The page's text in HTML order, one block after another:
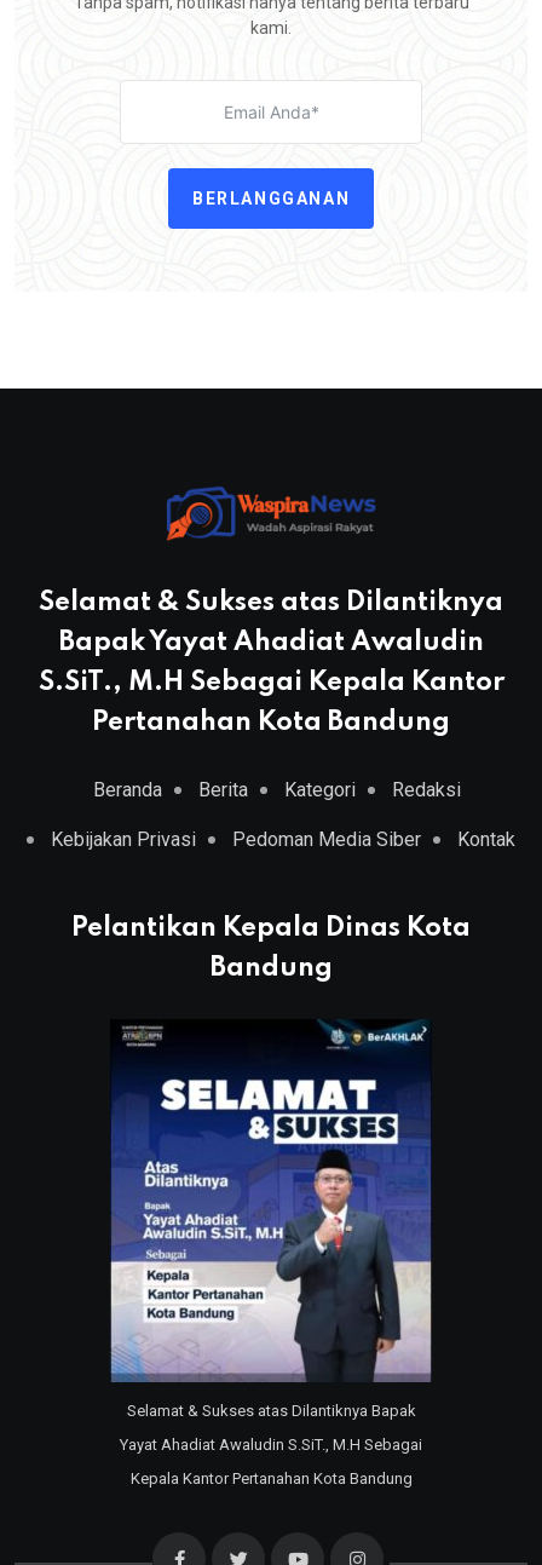
kami.
BERLANGGANAN
Selamat & Sukses atas Dilantiknya
Bapak Yayat Ahadiat Awaludin
S.SiT., M.H Sebagai Kepala Kantor
Pertanahan Kota Bandung
Beranda Berita Kategori Redaksi
Kebijakan Privasi Pedoman Media Siber Kontak
Pelantikan Kepala Dinas Kota
Bandung
Selamat & Sukses atas Dilantiknya Bapak
Yayat Ahadiat Awaludin S.SiT., M.H Sebagai
Kepala Kantor Pertanahan Kota Bandung